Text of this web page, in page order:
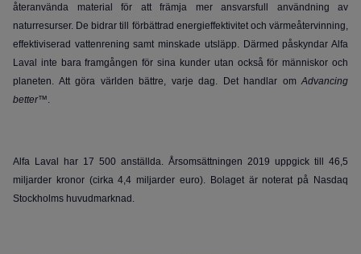
återanvända material för att främja mer ansvarsfull användning av
naturresurser. De bidrar till förbättrad energieffektivitet och värmeåtervinning,
effektiviserad vattenrening samt minskade utsläpp. Därmed påskyndar Alfa
Laval inte bara framgången för sina kunder utan också för människor och
planeten. Att göra världen bättre, varje dag. Det handlar omAdvancing
better™.
Alfa Laval har 17 500 anställda. Årsomsättningen 2019 uppgick till 46,5
miljarder kronor (cirka 4,4 miljarder euro). Bolaget är noterat på Nasdaq
Stockholms huvudmarknad.